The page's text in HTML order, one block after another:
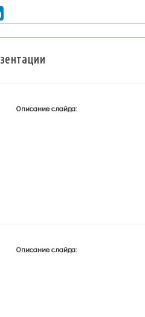
Описание слайда:
Описание слайда: